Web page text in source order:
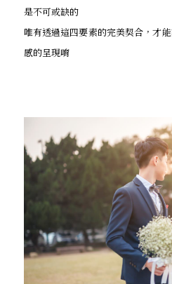
是不可或缺的
唯有透過這四要素的完美契合，才
感的呈現唷